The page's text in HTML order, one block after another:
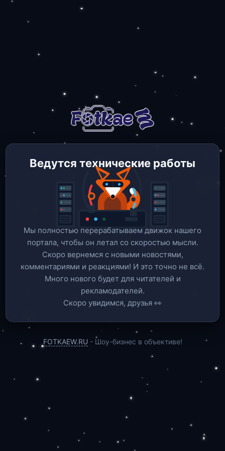
Ведутся технические работы
Мы полностью перерабатываем движок нашего
портала, чтобы он летал со скоростью мысли.
Скоро вернемся c новыми новостями,
комментариями и реакциями! И это точно не всё.
Много нового будет для читателей и
рекламодателей.
Скоро увидимся, друзья 👀
FOTKAEW.RU - Шоу-бизнес в объективе!